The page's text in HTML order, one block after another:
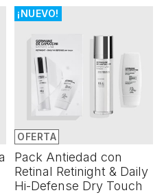
OFERTA
¡NUEVO!
Pack Antiedad con
Retinal Retinight & Daily
Hi-Defense Dry Touch